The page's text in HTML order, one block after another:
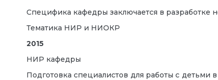
Специфика кафедры заключается в разработке
Тематика НИР и НИОКР
2015
НИР кафедры
Подготовка специалистов для работы с